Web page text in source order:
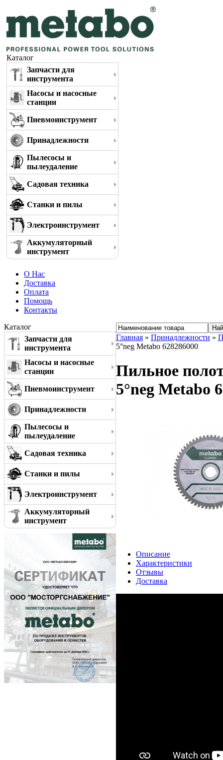
Каталог
Запчасти для
инструмента
Насосы и насосные
станции
Пневмоинструмент
Принадлежности
Пылесосы и
пылеудаление
Садовая техника
Станки и пилы
Электроинструмент
Аккумуляторный
инструмент
О Нас
Доставка
Оплата
Помощь
Контакты
Каталог
Запчасти для
инструмента
Насосы и насосные
станции
Пневмоинструмент
Принадлежности
Пылесосы и
пылеудаление
Садовая техника
Станки и пилы
Электроинструмент
Аккумуляторный
инструмент
Главная » Принадлежности »
5°neg Metabo 628286000
Пильное
5°neg Metabo
Описание
Характеристики
Отзывы
Доставка